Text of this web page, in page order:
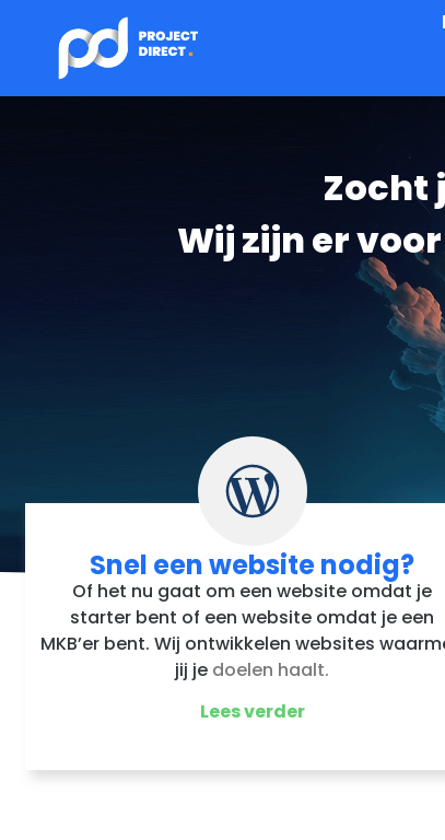
Zocht
Wij zijn er
Snel een website nodig?
Of het nu gaat om een website omdat je
starter bent of een website omdat je een
MKB’er bent. Wij ontwikkelen websites
jij je doelen haalt.
Lees verder